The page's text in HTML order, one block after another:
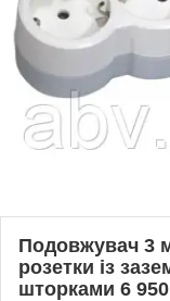
Подовжувач 3
розетки із
шторками 6